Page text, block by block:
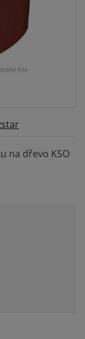
na dřevo KSO